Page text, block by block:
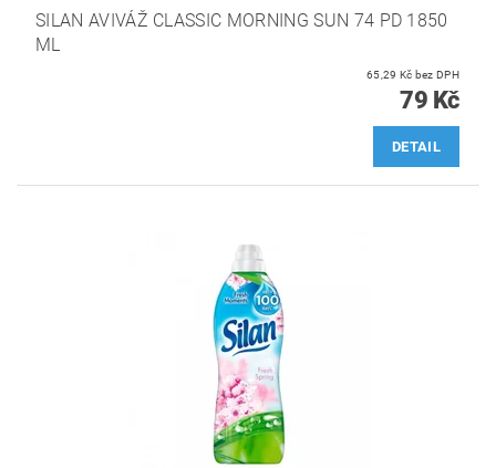
SILAN AVIVÁŽ CLASSIC MORNING SUN 74 PD 1850
ML
65,29 Kč bez DPH
79 Kč
DETAIL